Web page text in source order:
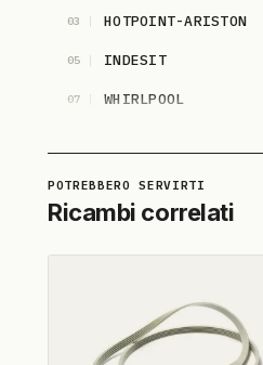
03 HOTPOINT-ARISTON
05 INDESIT
07 WHIRLPOOL
Ricambi correlati